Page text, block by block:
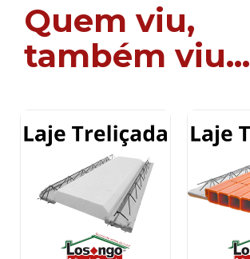
Quem viu,
também viu...